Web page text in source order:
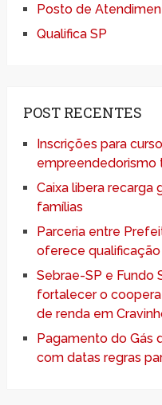
Posto de
Qualifica SP
POST RECENTES
Inscrições para
empreendedorismo
Caixa libera recarga
famílias
Parceria entre
oferece
Sebrae-SP e Fundo
fortalecer o
de renda em
Pagamento do Gás
com datas regras